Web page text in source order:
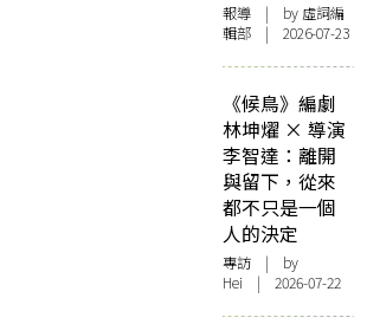
報導 | by 虛詞編
輯部 | 2026-07-23
《候鳥》編劇
林坤燿 × 導演
李智達：離開
與留下，從來
都不只是一個
人的決定
專訪 | by
Hei | 2026-07-22